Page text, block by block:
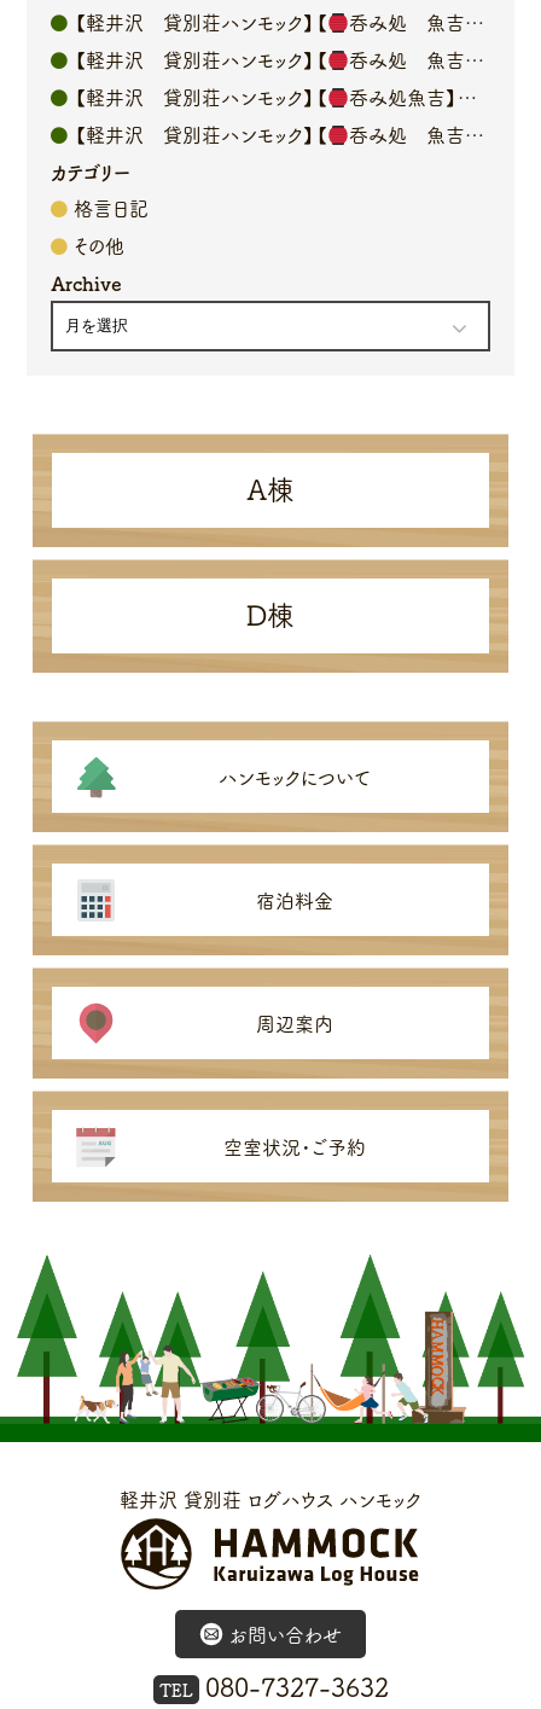
【軽井沢 貸別荘ハンモック】【
呑み処 魚吉】オーナーブログ
【軽井沢 貸別荘ハンモック】【
呑み処 魚吉】オーナーブログ
【軽井沢 貸別荘ハンモック】【
呑み処魚吉】オーナーブログ
【軽井沢 貸別荘ハンモック】【
呑み処 魚吉】オーナーブログ
カテゴリー
格言日記
その他
Archive
A棟
D棟
ハンモックについて
宿泊料金
周辺案内
空室状況・ご予約
軽井沢 貸別荘 ログハウス ハンモック
お問い合わせ
TEL 080-7327-3632